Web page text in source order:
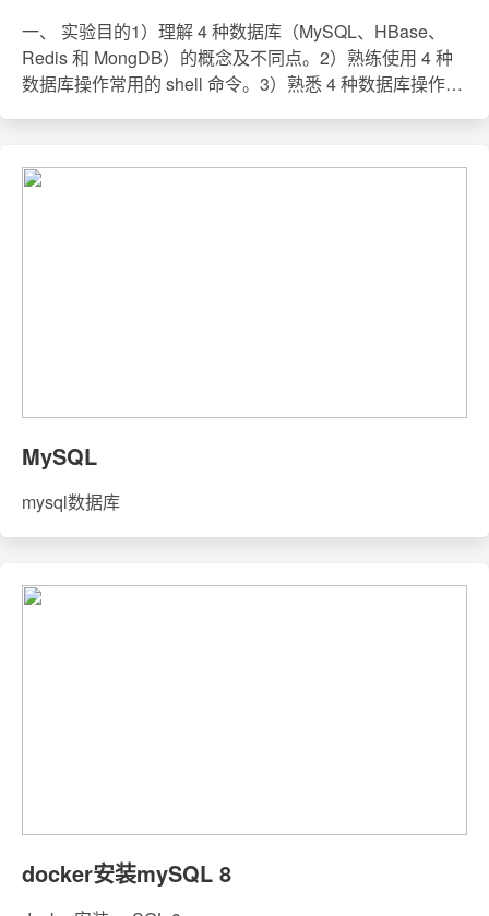
一、 实验目的1）理解 4 种数据库（MySQL、HBase、
Redis 和 MongDB）的概念及不同点。2）熟练使用 4 种
数据库操作常用的 shell 命令。3）熟悉 4 种数据库操作常
MySQL 版本：5.7.28；4）HBase 版本：1.2.6；5）
Redis 版本：4.0.8；6）MongDB 版本：3.2.21；7）JDK
MySQL
mysql数据库
docker安装mySQL 8